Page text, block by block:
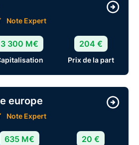
Note Expert
3 300 M€ 204 €
Prix de la part
europe
Note Expert
635 M€ 20 €